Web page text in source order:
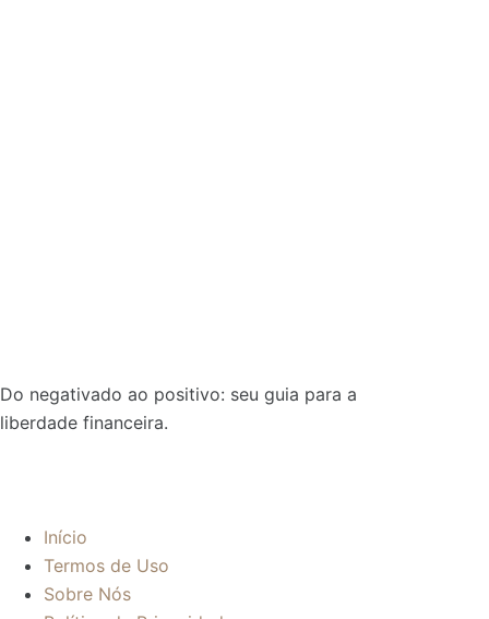
Do negativado ao positivo: seu guia para a
liberdade financeira.
Início
Termos de Uso
Sobre Nós